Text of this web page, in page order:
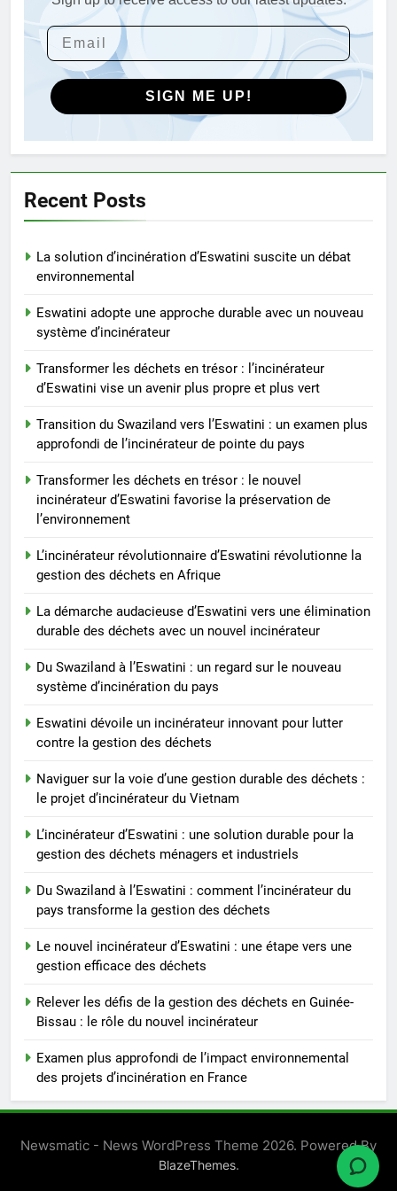
2
Eswatini adopte une approche
durable avec un nouveau
système d’incinérateur
AIO
Transformer les déchets en
Transition du Swaziland vers
approfondi de l’incinérateur de
pointe du pays
AIO
Transformer les déchets en
d’Eswatini favorise la
préservation de l’environnement
AIO
6
L’incinérateur révolutionnaire
La démarche audacieuse
d’Eswatini vers une élimination
nouvel incinérateur
AIO
Du Swaziland à l’Eswatini : un
regard sur le nouveau système
d’incinération du pays
AIO
SIGN ME UP!
Recent Posts
La solution d’incinération d’Eswatini suscite un débat
environnemental
Eswatini adopte une approche durable avec un nouveau
système d’incinérateur
Transformer les déchets en trésor : l’incinérateur
d’Eswatini vise un avenir plus propre et plus vert
Transition du Swaziland vers l’Eswatini : un examen plus
approfondi de l’incinérateur de pointe du pays
Transformer les déchets en trésor : le nouvel
incinérateur d’Eswatini favorise la préservation de
l’environnement
L’incinérateur révolutionnaire d’Eswatini révolutionne la
gestion des déchets en Afrique
La démarche audacieuse d’Eswatini vers une élimination
durable des déchets avec un nouvel incinérateur
Du Swaziland à l’Eswatini : un regard sur le nouveau
système d’incinération du pays
Eswatini dévoile un incinérateur innovant pour lutter
contre la gestion des déchets
Naviguer sur la voie d’une gestion durable des déchets :
le projet d’incinérateur du Vietnam
L’incinérateur d’Eswatini : une solution durable pour la
gestion des déchets ménagers et industriels
Du Swaziland à l’Eswatini : comment l’incinérateur du
pays transforme la gestion des déchets
Le nouvel incinérateur d’Eswatini : une étape vers une
gestion efficace des déchets
Relever les défis de la gestion des déchets en Guinée-
Bissau : le rôle du nouvel incinérateur
Examen plus approfondi de l’impact environnemental
des projets d’incinération en France
Newsmatic - News WordPress Theme 2026. Powered By
BlazeThemes.